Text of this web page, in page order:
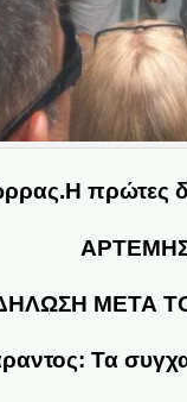
πρώτες
ΜΕΤΑ ΤΟ
Τα